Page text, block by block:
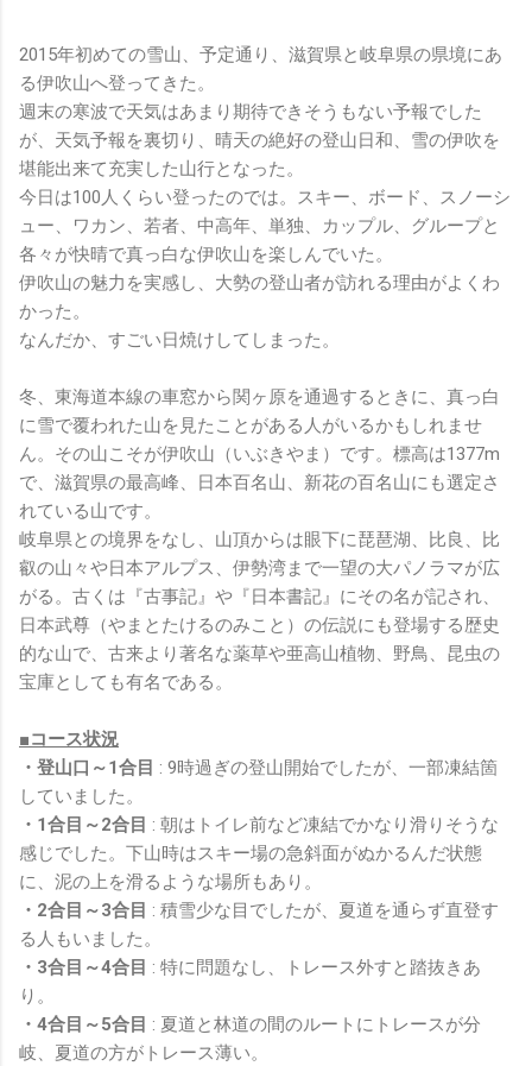
2015年初めての雪山、予定通り、滋賀県と岐阜県の県境にあ
る伊吹山へ登ってきた。
週末の寒波で天気はあまり期待できそうもない予報でした
が、天気予報を裏切り、晴天の絶好の登山日和、雪の伊吹を
堪能出来て充実した山行となった。
今日は100人くらい登ったのでは。スキー、ボード、スノーシ
ュー、ワカン、若者、中高年、単独、カップル、グループと
各々が快晴で真っ白な伊吹山を楽しんでいた。
伊吹山の魅力を実感し、大勢の登山者が訪れる理由がよくわ
かった。
なんだか、すごい日焼けしてしまった。
冬、東海道本線の車窓から関ヶ原を通過するときに、真っ白
に雪で覆われた山を見たことがある人がいるかもしれませ
ん。その山こそが伊吹山（いぶきやま）です。標高は1377m
で、滋賀県の最高峰、日本百名山、新花の百名山にも選定さ
れている山です。
岐阜県との境界をなし、山頂からは眼下に琵琶湖、比良、比
叡の山々や日本アルプス、伊勢湾まで一望の大パノラマが広
がる。古くは『古事記』や『日本書記』にその名が記され、
日本武尊（やまとたけるのみこと）の伝説にも登場する歴史
的な山で、古来より著名な薬草や亜高山植物、野鳥、昆虫の
宝庫としても有名である。
■コース状況
・登山口～1合目 : 9時過ぎの登山開始でしたが、一部凍結箇
していました。
・1合目～2合目 : 朝はトイレ前など凍結でかなり滑りそうな
感じでした。下山時はスキー場の急斜面がぬかるんだ状態
に、泥の上を滑るような場所もあり。
・2合目～3合目 : 積雪少な目でしたが、夏道を通らず直登す
る人もいました。
・3合目～4合目 : 特に問題なし、トレース外すと踏抜きあ
り。
・4合目～5合目 : 夏道と林道の間のルートにトレースが分
岐、夏道の方がトレース薄い。